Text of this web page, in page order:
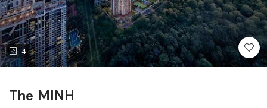
The MINH
4